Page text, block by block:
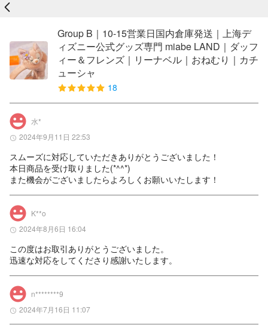
戻る
Group B｜10-15営業日国内倉庫発送｜上海デ
ィズニー公式グッズ専門 miabe LAND｜ダッフ
ィー＆フレンズ｜リーナベル｜おねむり｜カチ
ューシャ
18
水*
2024年9月11日 22:53
スムーズに対応していただきありがとうございました！
本日商品を受け取りました(*^^*)
また機会がございましたらよろしくお願いいたします！
K**o
2024年8月6日 16:04
この度はお取引ありがとうございました。
迅速な対応をしてくださり感謝いたします。
n********9
2024年7月16日 11:07